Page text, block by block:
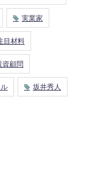
実業家
目材料
資顧問
坂井秀人